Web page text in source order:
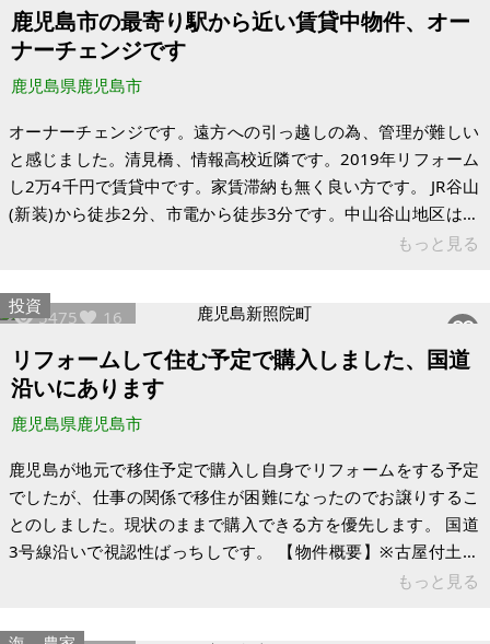
レ付近の床下は、へこんでおり、修繕が必要かと思います。
（そのままで、昨年は住んでいました）。コンクリート2階建て
（登録は倉庫となっている）は、１
鹿児島市の最寄り駅から近い賃貸中物件、オー
ナーチェンジです
鹿児島県鹿児島市
オーナーチェンジです。遠方への引っ越しの為、管理が難しい
と感じました。清見橋、情報高校近隣です。2019年リフォーム
し2万4千円で賃貸中です。家賃滞納も無く良い方です。 JR谷山
(新装)から徒歩2分、市電から徒歩3分です。中山谷山地区は開
発が進み更に人口増加発展中の街です。北東に遮るものはなく8
件概要】（区分所有） 場所：鹿児島県鹿児島市谷山 土地： 建
物： 構造：コンクリート10階建 現況：入居中
もっと見る
5475 16
投資
リフォームして住む予定で購入しました、国道
沿いにあります
鹿児島県鹿児島市
鹿児島が地元で移住予定で購入し自身でリフォームをする予定
でしたが、仕事の関係で移住が困難になったのでお譲りするこ
とのしました。現状のままで購入できる方を優先します。 国道
3号線沿いで視認性ばっちしです。 【物件概要】※古屋付土地
（現状渡し）となります 場所：鹿児島県鹿児島市新照院町 土
もっと見る